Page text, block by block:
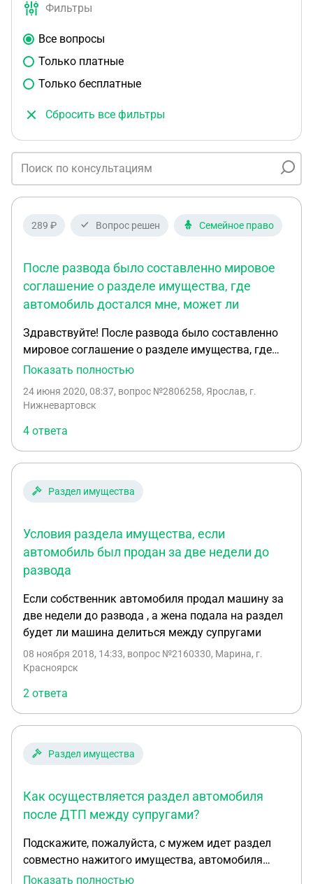
Фильтры
Все вопросы
Только платные
Только бесплатные
Сбросить все фильтры
289 ₽ Вопрос решен Семейное право
После развода было составленно мировое
соглашение о разделе имущества, где
автомобиль достался мне, может ли
Здравствуйте! После развода было составленно
мировое соглашение о разделе имущества, где
автомобиль достался мне, может ли бывшая
пересмотре соглашения, чтоб автомобиль
алименты.
Показать полностью
24 июня 2020, 08:37, вопрос №2806258, Ярослав, г.
Нижневартовск
4 ответа
Раздел имущества
Условия раздела имущества, если
автомобиль был продан за две недели до
развода
Если собственник автомобиля продал машину за
две недели до развода , а жена подала на раздел
будет ли машина делиться между супругами
08 ноября 2018, 14:33, вопрос №2160330, Марина, г.
Красноярск
2 ответа
Раздел имущества
Как осуществляется раздел автомобиля
после ДТП между супругами?
Подскажите, пожалуйста, с мужем идет раздел
совместно нажитого имущества, автомобиля
2017 г выпуска сумма покупки 750 тыс. Руб. Муж
Показать полностью